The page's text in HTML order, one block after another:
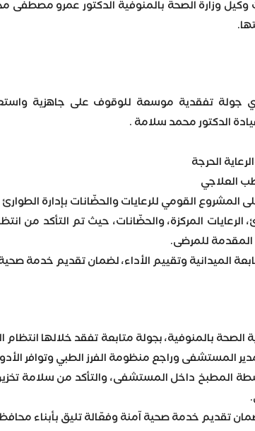
وكيل وزارة الصحة بالمنوفية الدكتور عمرو
تفقدية موسعة للوقوف على جاهزية
الدكتور محمد سلامة .
الحرجة
العلاجي
المشروع القومي للرعايات والحضّانات بإدارة الطوارئ
المركزة، والحضّانات، حيث تم التأكد من
للمرضى.
الميدانية وتقييم الأداء، لضمان تقديم خدمة
الصحة بالمنوفية، بجولة متابعة تفقد خلالها
المستشفى وراجع منظومة الفرز الطبي وتوافر
المطبخ داخل المستشفى، والتأكد من سلامة
تقديم خدمة صحية آمنة وفعّالة تليق بأبناء